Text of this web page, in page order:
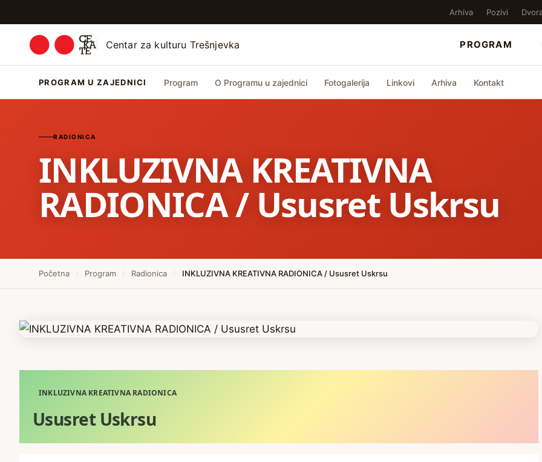
Arhiva Pozivi
Centar za kulturu Trešnjevka PROGRAM
PROGRAM U ZAJEDNICI Program O Programu u zajednici Fotogalerija Linkovi Arhiva Kontakt
RADIONICA
INKLUZIVNA KREATIVNA
RADIONICA / Ususret Uskrsu
Početna / Program / Radionica / INKLUZIVNA KREATIVNA RADIONICA / Ususret Uskrsu
INKLUZIVNA KREATIVNA RADIONICA
Ususret Uskrsu